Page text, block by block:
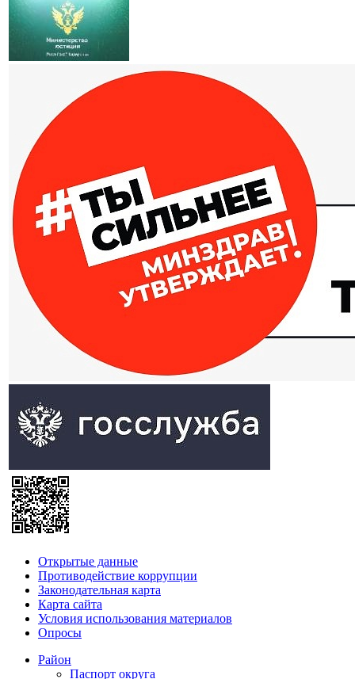
Открытые данные
Противодействие коррупции
Законодательная карта
Карта сайта
Условия использования материалов
Опросы
Район
Паспорт округа